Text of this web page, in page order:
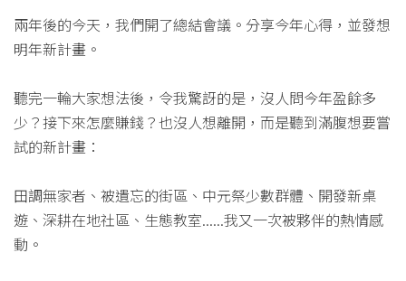
兩年後的今天，我們開了總結會議。分享今年心得，並發想
明年新計畫。
聽完一輪大家想法後，令我驚訝的是，沒人問今年盈餘多
少？接下來怎麼賺錢？也沒人想離開，而是聽到滿腹想要嘗
試的新計畫：
田調無家者、被遺忘的街區、中元祭少數群體、開發新桌
遊、深耕在地社區、生態教室......我又一次被夥伴的熱情感
動。